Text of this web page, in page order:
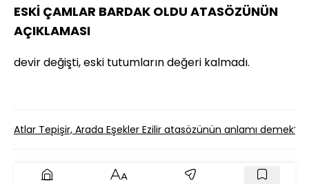
ESKİ ÇAMLAR BARDAK OLDU ATASÖZÜNÜN
AÇIKLAMASI
devir değişti, eski tutumların değeri kalmadı.
Atlar Tepişir, Arada Eşekler Ezilir atasözünün anlamı demek?